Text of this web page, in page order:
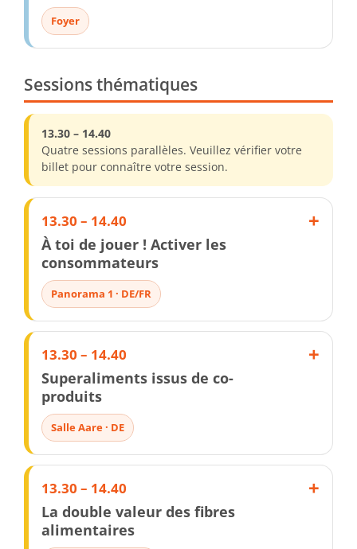
Foyer
Sessions thématiques
13.30 – 14.40
Quatre sessions parallèles. Veuillez vérifier votre
billet pour connaître votre session.
13.30 – 14.40
À toi de jouer ! Activer les
consommateurs
Panorama 1 · DE/FR
13.30 – 14.40
Superaliments issus de co-
produits
Salle Aare · DE
13.30 – 14.40
La double valeur des fibres
alimentaires